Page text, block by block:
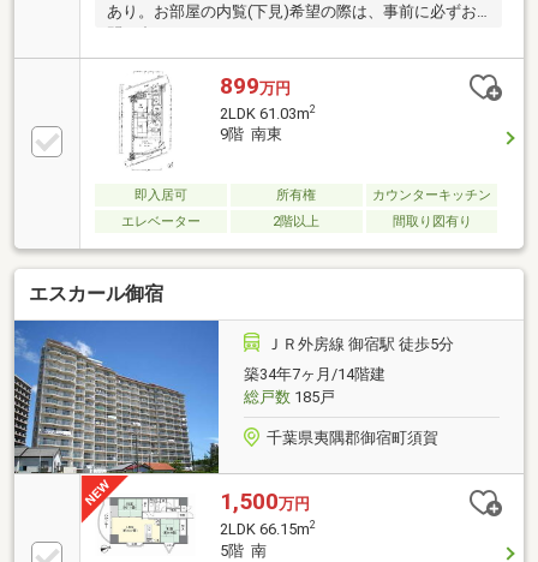
あり。お部屋の内覧(下見)希望の際は、事前に必ずお
899万円
2LDK 61.03m2
9階 南東
即入居可 所有権
カウンターキッチン
エレベーター
2階以上 間取り図有り
エスカール御宿
ＪＲ外房線 御宿駅 徒歩5分
築34年7ヶ月/14階建
総戸数185戸
千葉県夷隅郡御宿町須賀
1,500万円
2LDK 66.15m2
5階 南